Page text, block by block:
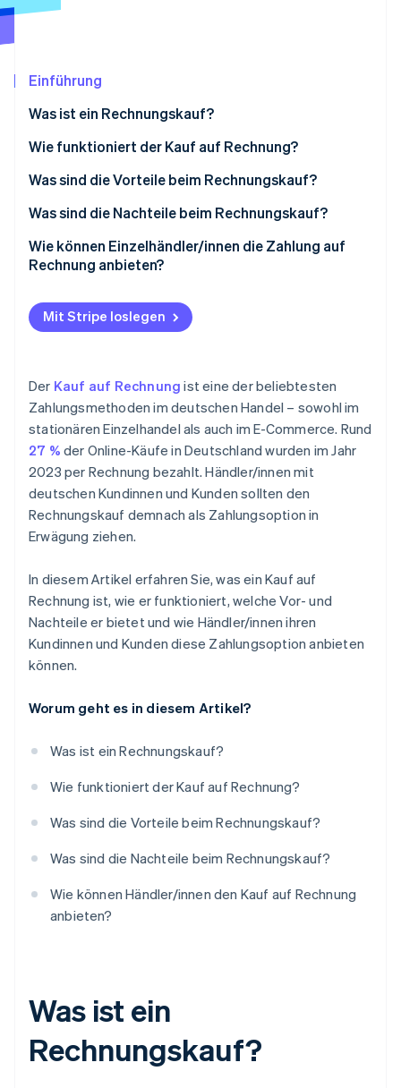
Climate
CO₂-Entnahme
Identity
Stripe-Sessions 2026
Erfahren Sie, wie Stripe Lösungen für die
Jetzt ansehen
Einführung
Was ist ein Rechnungskauf?
Wie funktioniert der Kauf auf Rechnung?
Bestellung der Ware
Bonitätsprüfung
Warenversand und Rechnungsstellung
Erhalt und Prüfung der Ware
Zahlung der Rechnung
Was sind die Vorteile beim Rechnungskauf?
Vorteile für Kundinnen und Kunden
Vorteile für Händler/innen
Was sind die Nachteile beim Rechnungskauf?
Nachteile für Kundinnen und Kunden
Nachteile für Händler/innen
Wie können Einzelhändler/innen die Zahlung auf
Rechnung anbieten?
Rechtsschutz
Technische Umsetzung
Kundenkommunikation
Mit Stripe loslegen
Der Kauf auf Rechnung ist eine der beliebtesten
Zahlungsmethoden im deutschen Handel – sowohl im
stationären Einzelhandel als auch im E-Commerce. Rund
27 % der Online-Käufe in Deutschland wurden im Jahr
2023 per Rechnung bezahlt. Händler/innen mit
deutschen Kundinnen und Kunden sollten den
Rechnungskauf demnach als Zahlungsoption in
Erwägung ziehen.
In diesem Artikel erfahren Sie, was ein Kauf auf
Rechnung ist, wie er funktioniert, welche Vor- und
Nachteile er bietet und wie Händler/innen ihren
Kundinnen und Kunden diese Zahlungsoption anbieten
können.
Worum geht es in diesem Artikel?
Was ist ein Rechnungskauf?
Wie funktioniert der Kauf auf Rechnung?
Was sind die Vorteile beim Rechnungskauf?
Was sind die Nachteile beim Rechnungskauf?
Wie können Händler/innen den Kauf auf Rechnung
anbieten?
Was ist ein
Rechnungskauf?